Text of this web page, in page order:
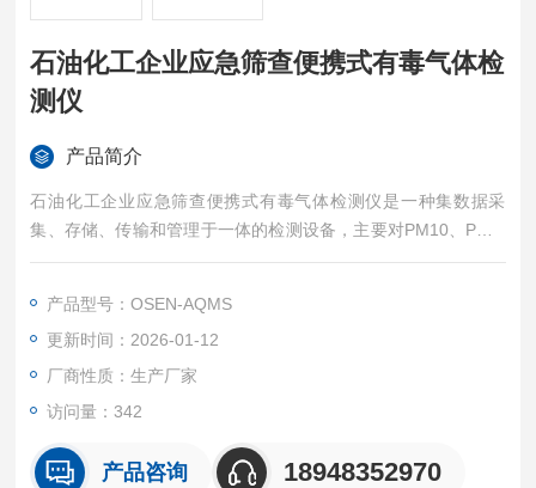
石油化工企业应急筛查便携式有毒气体检
测仪
产品简介
石油化工企业应急筛查便携式有毒气体检测仪是一种集数据采
集、存储、传输和管理于一体的检测设备，主要对PM10、PM2.
5、SO2、NO2、CO、O3、VO等7项参数数据进行监测。实现
据信息和科学的辅助管理决策，为环保部门的环境决策、环境管
理、污染防治，提供详实的数据资料和科学依据。
产品型号：OSEN-AQMS
更新时间：2026-01-12
厂商性质：生产厂家
访问量：342
产品咨询 18948352970